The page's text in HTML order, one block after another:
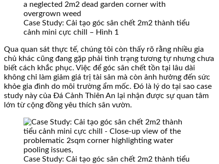
Case Study: Cải tạo góc sân chết 2m2 thành tiểu
cảnh mini cực chill – Hình 1
Qua quan sát thực tế, chúng tôi còn thấy rõ rằng nhiều gia
chủ khác cũng đang gặp phải tình trạng tương tự nhưng chưa
biết cách khắc phục. Việc để góc sân chết tồn tại lâu dài
không chỉ làm giảm giá trị tài sản mà còn ảnh hưởng đến sức
khỏe gia đình do môi trường ẩm mốc. Đó là lý do tại sao case
study này của Đá Cảnh Thiên An lại nhận được sự quan tâm
lớn từ cộng đồng yêu thích sân vườn.
Case Study: Cải tạo góc sân chết 2m2 thành tiểu